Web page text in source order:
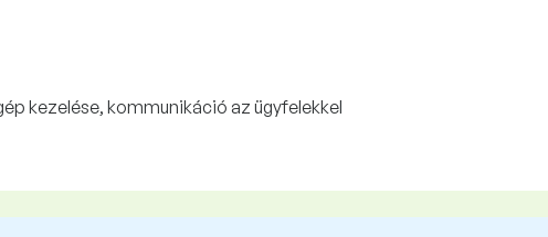
kezelése, kommunikáció az ügyfelekkel